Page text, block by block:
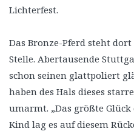
Lichterfest.
Das Bronze-Pferd steht
Stelle. Abertausende
schon seinen glattpoliert
haben des Hals dieses
umarmt. „Das größte
Kind lag es auf diesem